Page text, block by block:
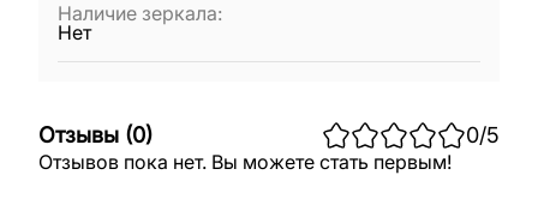
Наличие зеркала:
Нет
Отзывы (0) 0/5
Отзывов пока нет. Вы можете стать первым!